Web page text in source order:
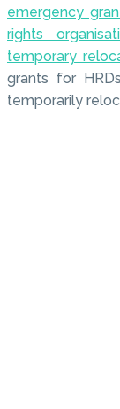
emergency
rights
temporary
grants for
temporarily